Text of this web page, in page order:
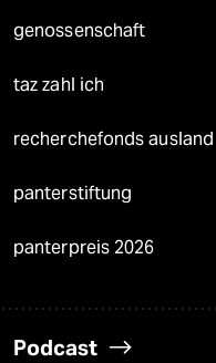
genossenschaft
taz zahl ich
recherchefonds ausland
panterstiftung
panterpreis 2026
Podcast